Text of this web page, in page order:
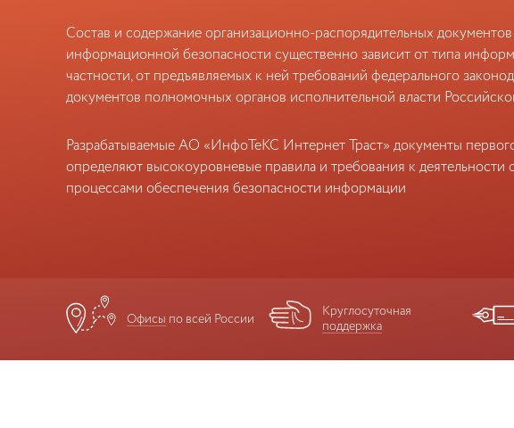
Состав и содержание организационно-распорядительных
информационной безопасности существенно зависит от типа
частности, от предъявляемых к ней требований федерального
документов полномочных органов исполнительной власти
Разрабатываемые АО «ИнфоТеКС Интернет Траст» документы
определяют высокоуровневые правила и требования к
процессами обеспечения безопасности информации
Офисы по всей России
Круглосуточная
поддержка